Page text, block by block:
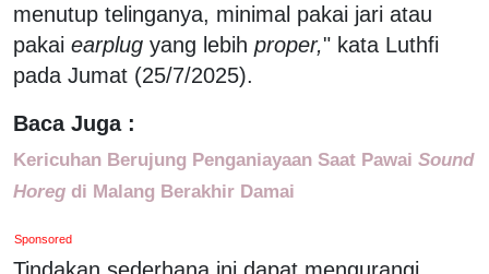
menutup telinganya, minimal pakai jari atau
pakai earplug yang lebih proper," kata Luthfi
pada Jumat (25/7/2025).
Baca Juga :
Kericuhan Berujung Penganiayaan Saat Pawai Sound
Horeg di Malang Berakhir Damai
Sponsored